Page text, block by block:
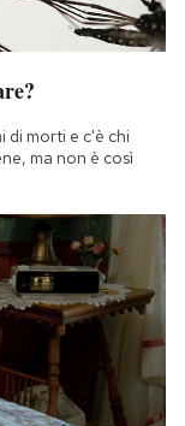
di morti e c'è chi
ma non è così